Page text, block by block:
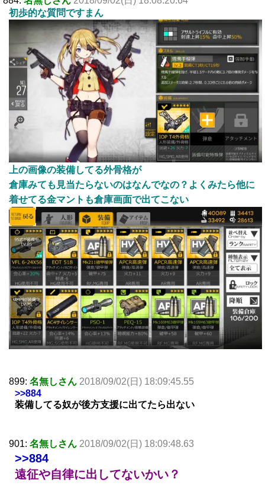
初歩的な質問ですまん
上の画像の装備してる外骨格が
倉庫みても見当たらないのはなんでなの？よくみたら他に
着せてる金マントも倉庫画面で出てこない
899: 名無しさん 2018/09/02(日) 18:09:45.55
>>884
装備してる奴が後方支援に出てたら出ない
901: 名無しさん 2018/09/02(日) 18:09:48.63
>>884
遠征や自律に出してないかい？